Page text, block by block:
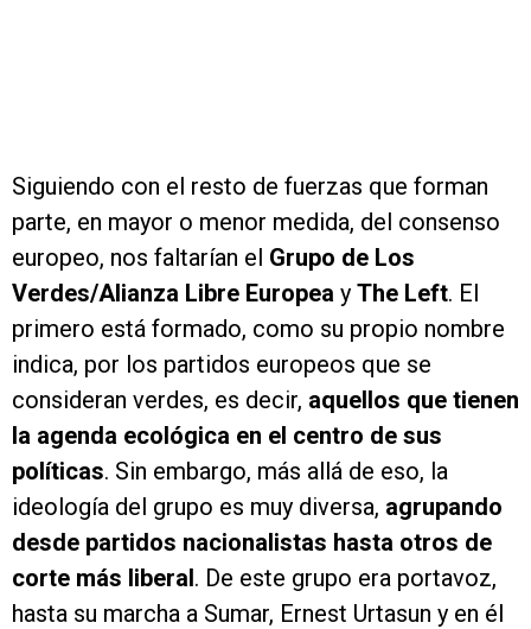
Siguiendo con el resto de fuerzas que forman
parte, en mayor o menor medida, del consenso
europeo, nos faltarían el Grupo de Los
Verdes/Alianza Libre Europea y The Left. El
primero está formado, como su propio nombre
indica, por los partidos europeos que se
consideran verdes, es decir, aquellos que tienen
la agenda ecológica en el centro de sus
políticas. Sin embargo, más allá de eso, la
ideología del grupo es muy diversa, agrupando
desde partidos nacionalistas hasta otros de
corte más liberal. De este grupo era portavoz,
hasta su marcha a Sumar, Ernest Urtasun y en él